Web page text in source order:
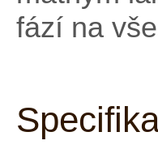
fází na